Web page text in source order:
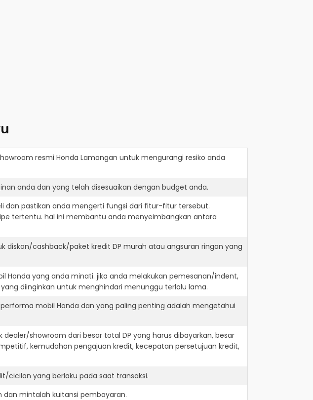
resmi Honda Lamongan untuk mengurangi resiko anda
anda dan yang telah disesuaikan dengan budget anda.
dan pastikan anda mengerti fungsi dari fitur-fitur tersebut.
tertentu. hal ini membantu anda menyeimbangkan antara
diskon/cashback/paket kredit DP murah atau angsuran ringan yang
yang anda minati. jika anda melakukan pemesanan/indent,
diinginkan untuk menghindari menunggu terlalu lama.
mobil Honda dan yang paling penting adalah mengetahui
showroom dari besar total DP yang harus dibayarkan, besar
kemudahan pengajuan kredit, kecepatan persetujuan kredit,
cicilan yang berlaku pada saat transaksi.
dan mintalah kuitansi pembayaran.